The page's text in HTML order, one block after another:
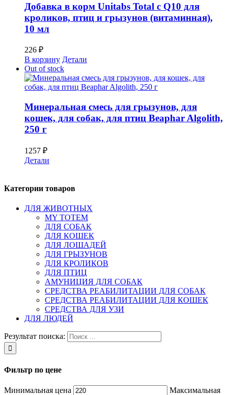
Добавка в корм Unitabs Total с Q10 для
кроликов, птиц и грызунов (витаминная),
10 мл
226 ₽
В корзину Детали
Out of stock
Минеральная смесь для грызунов, для
кошек, для собак, для птиц Beaphar Algolith,
250 г
1257 ₽
Детали
Категории товаров
ДЛЯ ЖИВОТНЫХ
MY TOTEM
ДЛЯ СОБАК
ДЛЯ КОШЕК
ДЛЯ ЛОШАДЕЙ
ДЛЯ ГРЫЗУНОВ
ДЛЯ КРОЛИКОВ
ДЛЯ ПТИЦ
АМУНИЦИЯ ДЛЯ СОБАК
СРЕДСТВА РЕАБИЛИТАЦИИ ДЛЯ СОБАК
СРЕДСТВА РЕАБИЛИТАЦИИ ДЛЯ КОШЕК
СРЕДСТВА ДЛЯ УЗИ
ДЛЯ ЛЮДЕЙ
Результат поиска:
Фильтр по цене
Минимальная цена
Максимальная